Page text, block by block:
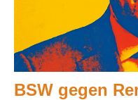
BSW gegen